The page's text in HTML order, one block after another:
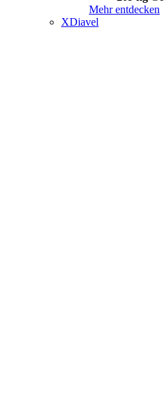
Mehr entdecken
XDiavel